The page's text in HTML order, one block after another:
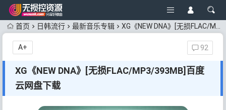
首页 日韩流行 最新音乐专辑 XG《NEW DNA》[无损FLAC/MP3/393MB]百度云网盘下载
XG《NEW DNA》[无损FLAC/MP3/393MB]百度
云网盘下载
92
A+